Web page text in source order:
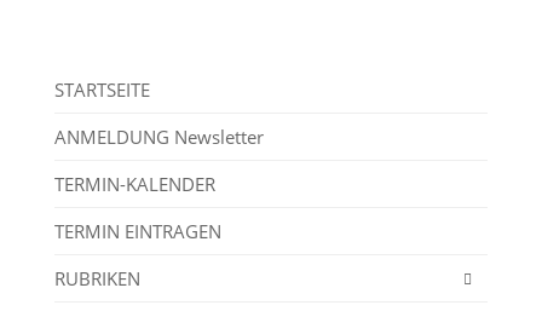
STARTSEITE
ANMELDUNG Newsletter
TERMIN-KALENDER
TERMIN EINTRAGEN
RUBRIKEN